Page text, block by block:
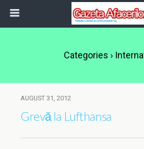
Categories ›
AUGUST 31, 2012
Grevă la Lufthansa